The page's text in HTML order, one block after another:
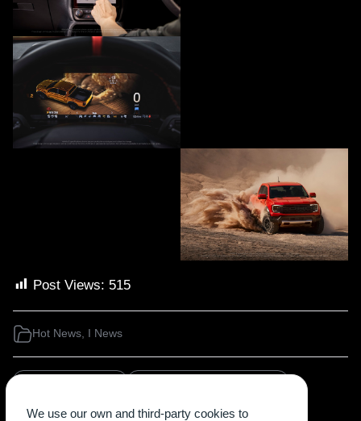
We use our own and third-party cookies to